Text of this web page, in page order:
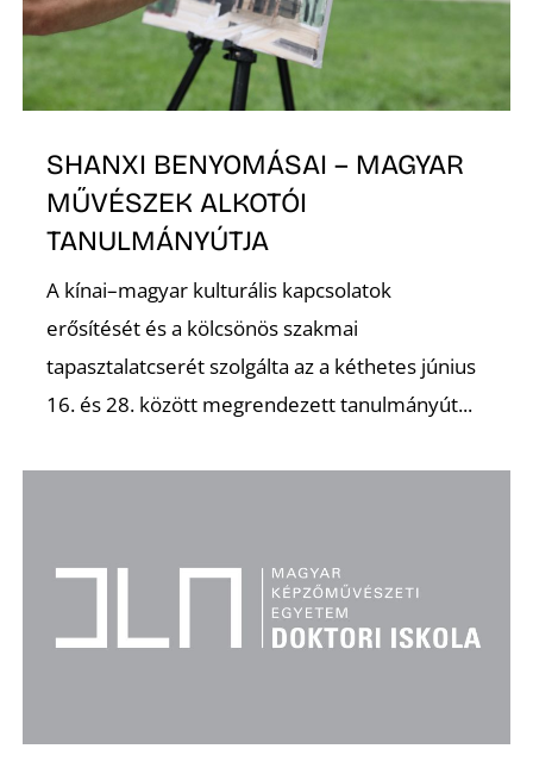
SHANXI BENYOMÁSAI – MAGYAR
MŰVÉSZEK ALKOTÓI
TANULMÁNYÚTJA
A kínai–magyar kulturális kapcsolatok
erősítését és a kölcsönös szakmai
tapasztalatcserét szolgálta az a kéthetes június
16. és 28. között megrendezett tanulmányút...